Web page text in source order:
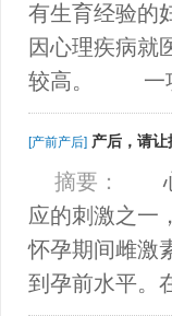
有生育经验的
因心理疾病就
较高。 一
[产前产后] 产后，请
摘要：
心
应的刺激之一
怀孕期间雌激
到孕前水平